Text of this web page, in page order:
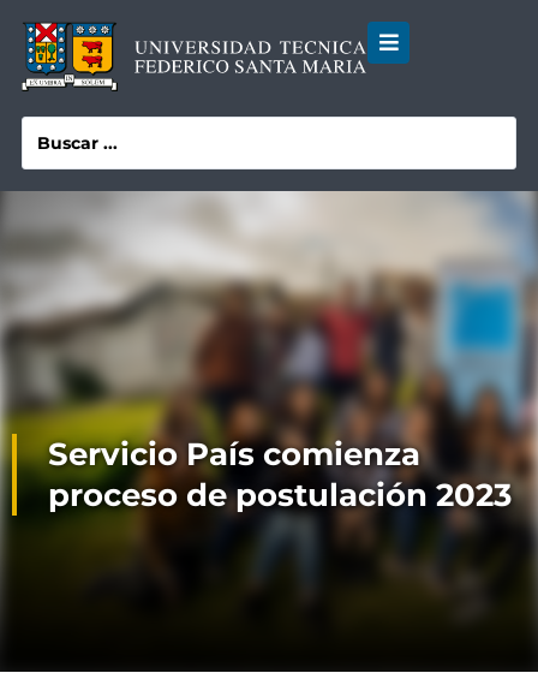
Servicio País comienza
proceso de postulación 2023